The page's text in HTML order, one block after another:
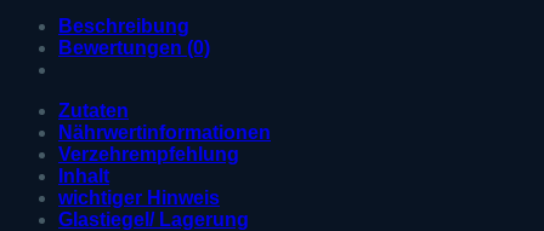
Beschreibung
Bewertungen (0)
Zutaten
Nährwertinformationen
Verzehrempfehlung
Inhalt
wichtiger Hinweis
Glastiegel/ Lagerung